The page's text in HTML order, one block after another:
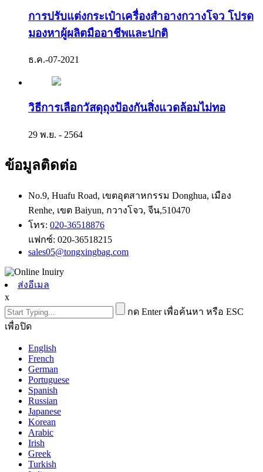
การปรับแต่งกระเป๋าเครื่องสำอางกวางโจว โปรด
มองหาผู้ผลิตมืออาชีพและปกติ
ธ.ค.-07-2021
วิธีการเลือกวัสดุถุงป้องกันสิ่งแวดล้อมไม่ทอ
29 พ.ย. - 2564
ข้อมูลติดต่อ
No.9, Huafu Road, เขตอุตสาหกรรม Donghua, เมือง
Renhe, เขต Baiyun, กวางโจว, จีน,510470
โทร: 020-36518876
แฟกซ์: 020-36518215
sales05@tongxingbag.com
ส่งอีเมล
x
กด Enter เพื่อค้นหา หรือ ESC
เพื่อปิด
English
French
German
Portuguese
Spanish
Russian
Japanese
Korean
Arabic
Irish
Greek
Turkish